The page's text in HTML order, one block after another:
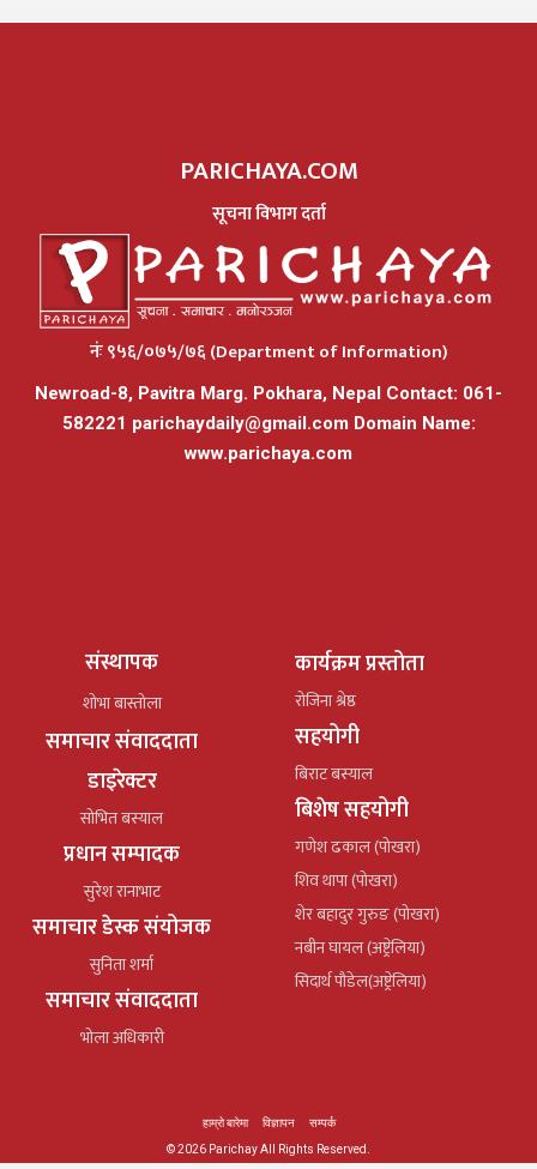
PARICHAYA.COM
सूचना विभाग दर्ता
नंः ९५६/०७५/७६ (Department of Information)
Newroad-8, Pavitra Marg. Pokhara, Nepal Contact: 061-
582221 parichaydaily@gmail.comDomain Name:
www.parichaya.com
संस्थापक
शोभा बास्तोला
समाचार संवाददाता
डाइरेक्टर
सोभित बस्याल
प्रधान सम्पादक
सुरेश रानाभाट
समाचार डेस्क संयोजक
सुनिता शर्मा
समाचार संवाददाता
भोला अधिकारी
कार्यक्रम प्रस्तोता
रोजिना श्रेष्ठ
सहयोगी
बिराट बस्याल
बिशेष सहयोगी
गणेश ढकाल (पोखरा)
शिव थापा (पोखरा)
शेर बहादुर गुरुङ (पोखरा)
नबीन घायल (अष्ट्रेलिया)
सिदार्थ पौडेल(अष्ट्रेलिया)
हाम्रो बारेमा विज्ञापन
सम्पर्क
© 2026 Parichay All Rights Reserved.